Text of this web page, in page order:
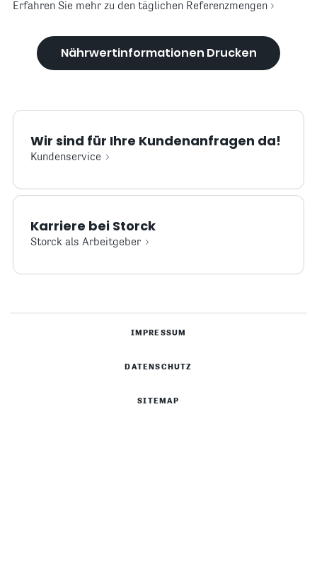
Erfahren Sie mehr zu den täglichen Referenzmengen
Nährwertinformationen Drucken
Wir sind für Ihre Kundenanfragen da!
Kundenservice
Karriere bei Storck
Storck als Arbeitgeber
IMPRESSUM
DATENSCHUTZ
SITEMAP